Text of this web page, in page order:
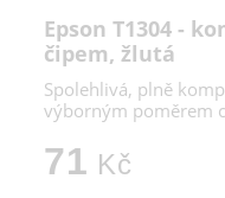
Epson T1304 -
čipem, žlutá
Spolehlivá, plně
výborným poměrem
71 Kč